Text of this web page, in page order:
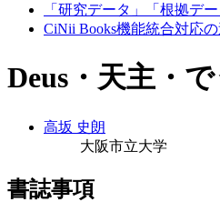
「研究データ」「根拠デ
CiNii Books機能統合対応
Deus・天主・
高坂 史朗
大阪市立大学
書誌事項